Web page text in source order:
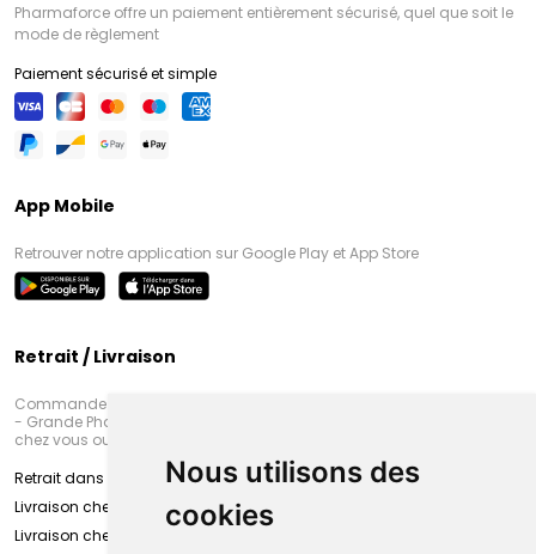
Nous utilisons des
cookies
Pharmaforce offre un paiement entièrement sécurisé, quel que soit le
mode de règlement
Paiement sécurisé et simple
App Mobile
Retrouver notre application sur Google Play et App Store
Retrait / Livraison
Commandez en ligne et venez chercher votre commande à Amiens
- Grande Pharmacie d’Amiens (Fachon) ou recevez-là rapidement
chez vous ou en point retrait
Retrait dans la pharmacie d’Amiens
Livraison chez vous
Livraison chez votre commerçant